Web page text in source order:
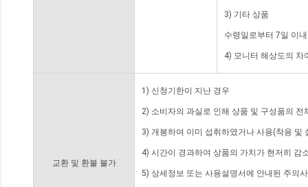
3) 기타 상품
수령일로부터 7일 이
4) 모니터 해상도의 차
교환 및 환불 불가
1) 신청기한이 지난 경우
2) 소비자의 과실로 인해 상품 및 구성품의
3) 개봉하여 이미 섭취하였거나 사용(착용 및
4) 시간이 경과하여 상품의 가치가 현저히 감
5) 상세정보 또는 사용설명서에 안내된 주의